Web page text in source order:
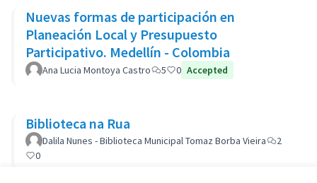
Nuevas formas de participación en
Planeación Local y Presupuesto
Participativo. Medellín - Colombia
Ana Lucia Montoya Castro 5 0 Accepted
Biblioteca na Rua
Dalila Nunes - Biblioteca Municipal Tomaz Borba Vieira
2
0